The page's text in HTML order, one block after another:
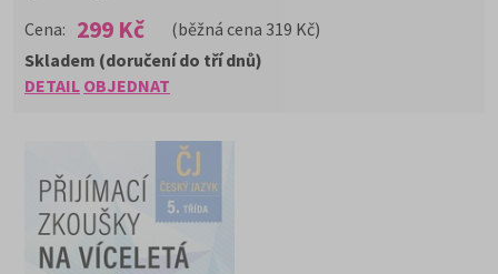
Cena: 299 Kč (běžná cena 319 Kč)
DETAIL OBJEDNAT
Skladem (doručení do tří dnů)